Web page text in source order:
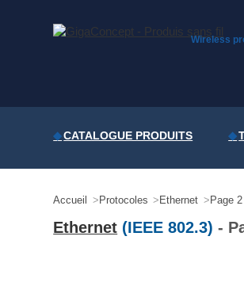
Wireless
CATALOGUE PRODUITS
Accueil Protocoles Ethernet Page 2
Ethernet (IEEE 802.3) -